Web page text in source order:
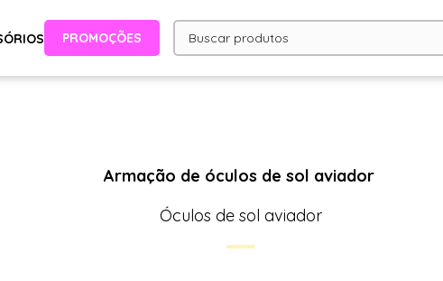
PROMOÇÕES
Armação de óculos de sol aviador
Óculos de sol aviador